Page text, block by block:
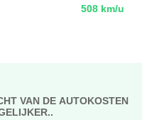
508 km/u
VAN DE AUTOKOSTEN